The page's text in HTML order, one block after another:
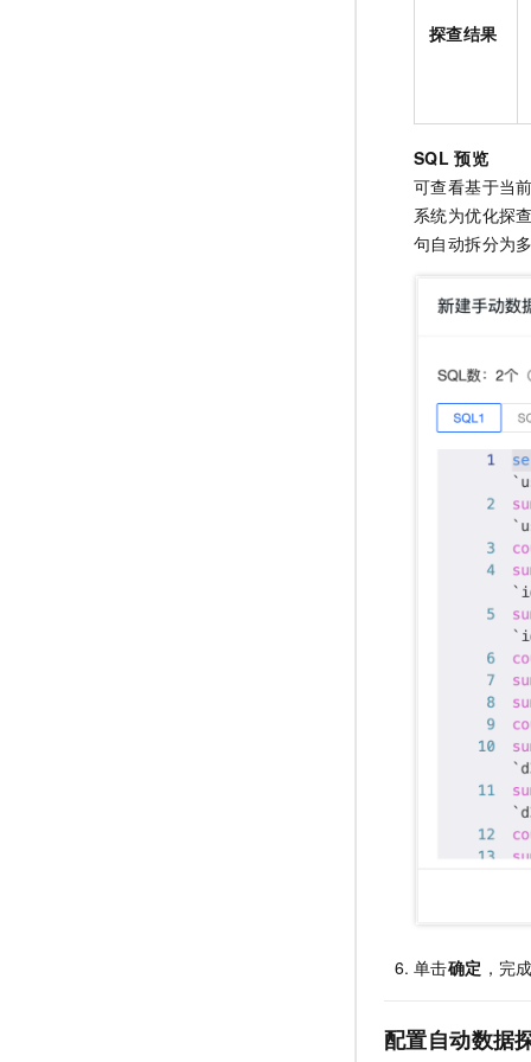
探查结果
SQL 预览
可查看基于当
系统为优化探
句自动拆分为
单击确定 ，完
配置自动数据